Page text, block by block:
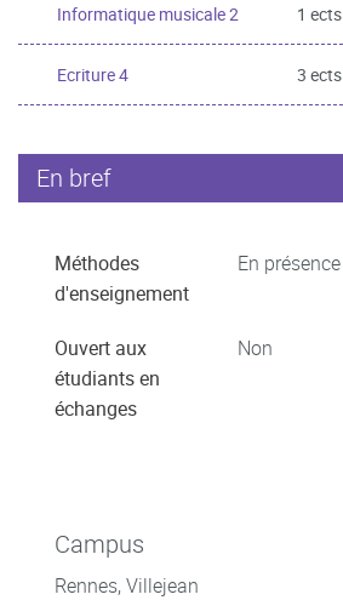
Informatique musicale 2 1 ects
Ecriture 4 3 ects
En bref
Méthodes
d'enseignement
En présence
Ouvert aux
étudiants en
échanges
Non
Campus
Rennes, Villejean